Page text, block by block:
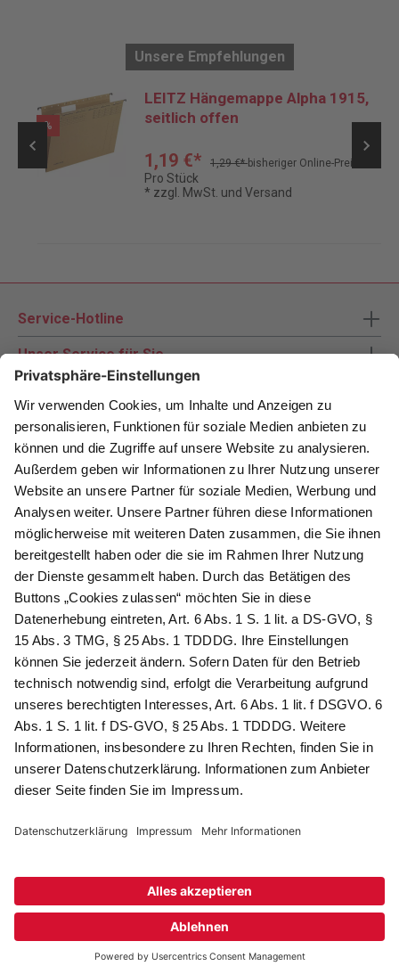
Unsere Empfehlungen
%
LEITZ Hängemappe Alpha 1915,
seitlich offen
1,19 €* 1,29 €*bisheriger Online-Preis
Pro Stück
* zzgl. MwSt. und Versand
Service-Hotline
Unser Service für Sie
Zahlungsarten
Newsletter abonnieren
Als Dankeschön für Ihr D&K Newsletter-Abo
erhalten Sie ein 10 € -Gutschein:
Das sind Ihre Vorteile
@ Newsletter Abonnieren
Wir verarbeiten Ihre Daten gemäß unserer
Datenschutzerklärung .
Preise zzgl. gesetzlich gültiger MwSt., zzgl.
Sichere Daten dank SSL-Verschlüsselung.